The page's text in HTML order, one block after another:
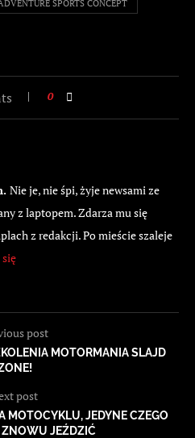
SPORTS CONCEPT
0
Nie je, nie śpi, żyje newsami ze
z laptopem. Zdarza mu się
z redakcji. Po mieście szaleje
post
MOTORMANIA SLAJD
post
MOTOCYKLU, JEDYNE CZEGO
ZNOWU JEŹDZIĆ